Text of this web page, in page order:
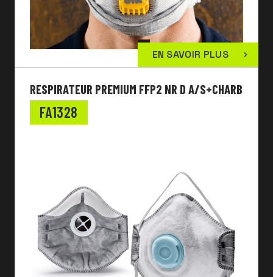
EN SAVOIR PLUS
RESPIRATEUR PREMIUM FFP2 NR D A/S+CHARB
FA1328